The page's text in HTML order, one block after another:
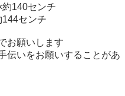
140センチ
センチ
お願いします
伝いをお願いすることがあ